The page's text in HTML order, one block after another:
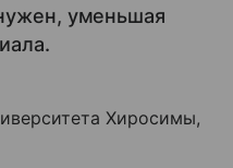
уменьшая
Хиросимы,